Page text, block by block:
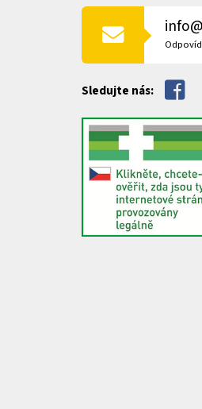
Sledujte nás: